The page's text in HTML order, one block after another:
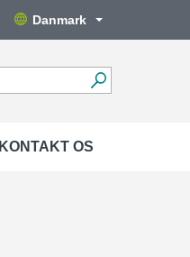
Danmark
KONTAKT OS